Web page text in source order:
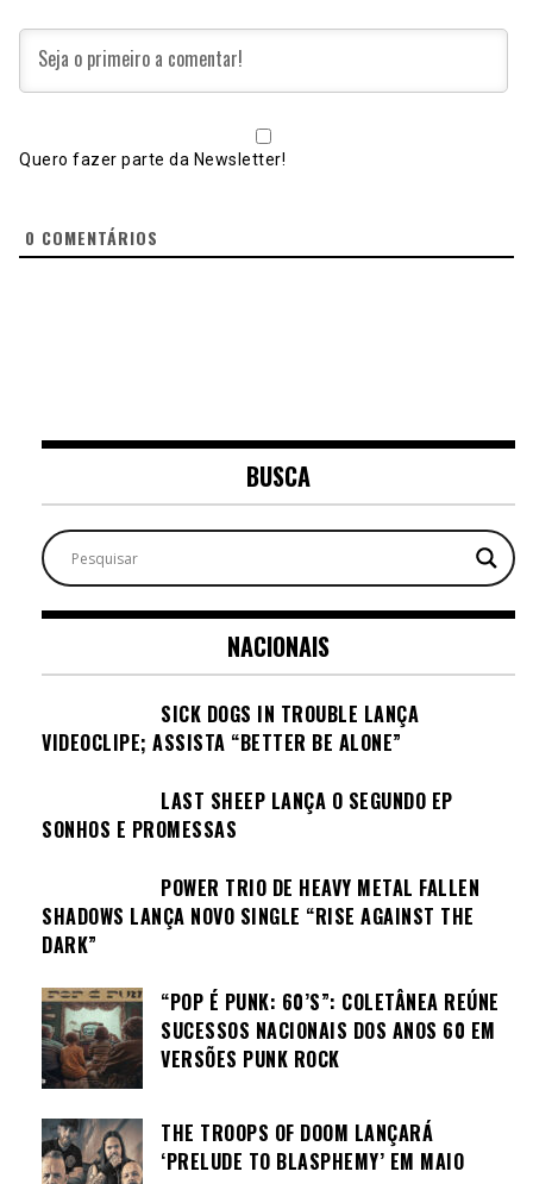
Quero fazer parte da Newsletter!
0 COMENTÁRIOS
BUSCA
NACIONAIS
SICK DOGS IN TROUBLE LANÇA
VIDEOCLIPE; ASSISTA “BETTER BE ALONE”
LAST SHEEP LANÇA O SEGUNDO EP
SONHOS E PROMESSAS
POWER TRIO DE HEAVY METAL FALLEN
SHADOWS LANÇA NOVO SINGLE “RISE AGAINST THE
DARK”
“POP É PUNK: 60’S”: COLETÂNEA REÚNE
SUCESSOS NACIONAIS DOS ANOS 60 EM
VERSÕES PUNK ROCK
THE TROOPS OF DOOM LANÇARÁ
‘PRELUDE TO BLASPHEMY’ EM MAIO